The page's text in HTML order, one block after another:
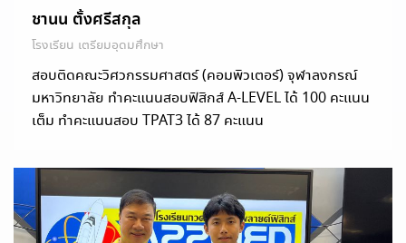
ชานน ตั้งศรีสกุล
โรงเรียน เตรียมอุดมศึกษา
สอบติดคณะวิศวกรรมศาสตร์ (คอมพิวเตอร์) จุฬาลงกรณ์
มหาวิทยาลัย ทำคะแนนสอบฟิสิกส์ A-LEVEL ได้ 100 คะแนน
เต็ม ทำคะแนนสอบ TPAT3 ได้ 87 คะแนน